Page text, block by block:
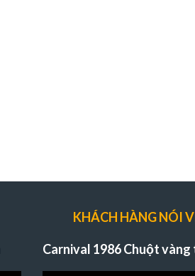
KHÁCH HÀNG NÓI
Carnival 1986 Chuột vàng